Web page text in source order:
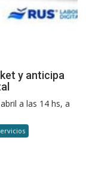
y anticipa
a las 14 hs, a